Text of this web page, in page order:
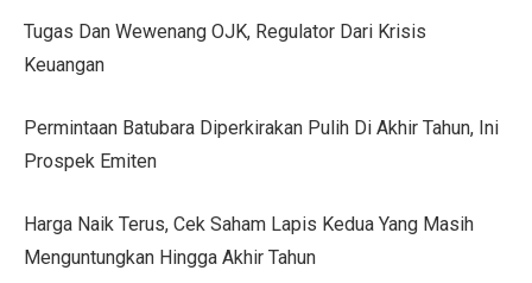
Pengalaman Pertama Mengemudi Jaecoo J8, SUV
Persaingan BMW dan Mercedes-Benz Hadapi Bebas
Citroen C3 Sport dan Jeep Gladiator Meluncur di
Uji Coba Mobil SUV JAECOO J8 SHS ARDIS di
Jeep Gladiator Sport Tampil di GIIAS Bandung 2025
Tugas Dan Wewenang OJK, Regulator Dari Krisis
Keuangan
Permintaan Batubara Diperkirakan Pulih Di Akhir Tahun, Ini
Prospek Emiten
Harga Naik Terus, Cek Saham Lapis Kedua Yang Masih
Menguntungkan Hingga Akhir Tahun